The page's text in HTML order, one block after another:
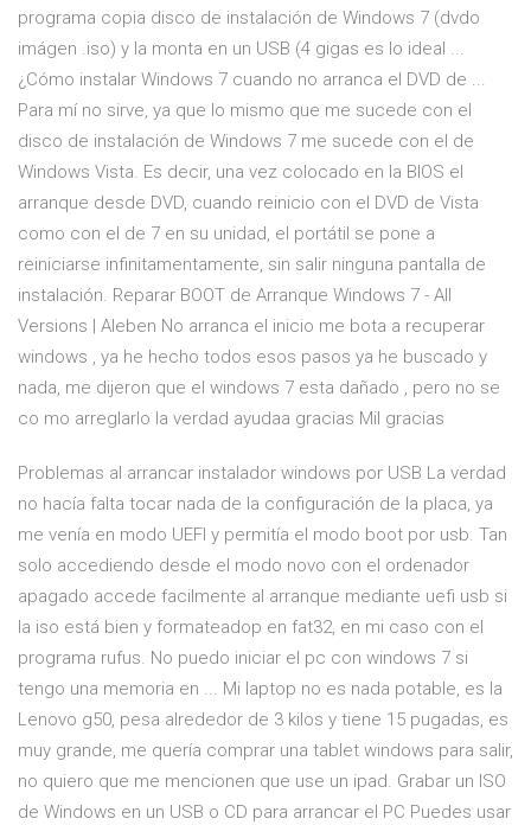
programa copia disco de instalación de Windows 7 (dvdo
imágen .iso) y la monta en un USB (4 gigas es lo ideal ...
¿Cómo instalar Windows 7 cuando no arranca el DVD de ...
Para mí no sirve, ya que lo mismo que me sucede con el
disco de instalación de Windows 7 me sucede con el de
Windows Vista. Es decir, una vez colocado en la BIOS el
arranque desde DVD, cuando reinicio con el DVD de Vista
como con el de 7 en su unidad, el portátil se pone a
reiniciarse infinitamentamente, sin salir ninguna pantalla de
instalación. Reparar BOOT de Arranque Windows 7 - All
Versions | Aleben No arranca el inicio me bota a recuperar
windows , ya he hecho todos esos pasos ya he buscado y
nada, me dijeron que el windows 7 esta dañado , pero no se
co mo arreglarlo la verdad ayudaa gracias Mil gracias
Problemas al arrancar instalador windows por USB La verdad
no hacía falta tocar nada de la configuración de la placa, ya
me venía en modo UEFI y permitía el modo boot por usb. Tan
solo accediendo desde el modo novo con el ordenador
apagado accede facilmente al arranque mediante uefi usb si
la iso está bien y formateadop en fat32, en mi caso con el
programa rufus. No puedo iniciar el pc con windows 7 si
tengo una memoria en ... Mi laptop no es nada potable, es la
Lenovo g50, pesa alrededor de 3 kilos y tiene 15 pugadas, es
muy grande, me quería comprar una tablet windows para salir,
no quiero que me mencionen que use un ipad. Grabar un ISO
de Windows en un USB o CD para arrancar el PC Puedes usar